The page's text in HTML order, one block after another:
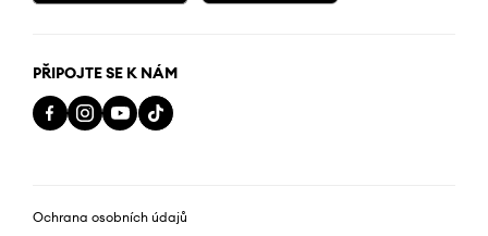
PŘIPOJTE SE K NÁM
Ochrana osobních údajů